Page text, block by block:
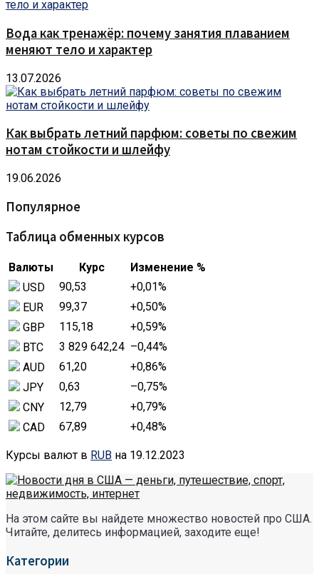
Вода как тренажёр: почему занятия плаванием
меняют тело и характер
13.07.2026
Как выбрать летний парфюм: советы по свежим
нотам стойкости и шлейфу
19.06.2026
Популярное
Таблица обменных курсов
Валюты Курс
Изменение %
USD
90,53 +0,01%
EUR
99,37 +0,50%
GBP
115,18 +0,59%
BTC
3 829 642,24 –0,44%
AUD
61,20 +0,86%
JPY
0,63 –0,75%
CNY
12,79 +0,79%
CAD
67,89 +0,48%
Курсы валют в RUB на 19.12.2023
На этом сайте вы найдете множество новостей про США.
Читайте, делитесь информацией, заходите еще!
Категории